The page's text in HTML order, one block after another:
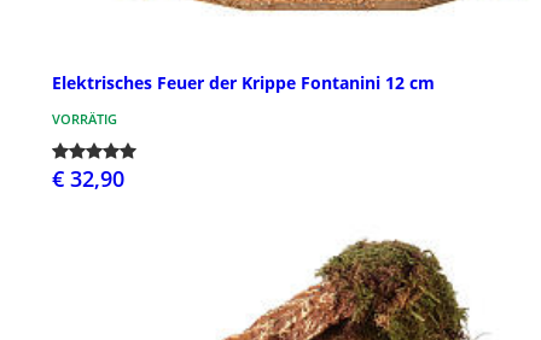
Elektrisches Feuer der Krippe Fontanini 12 cm
VORRÄTIG
€ 32,90